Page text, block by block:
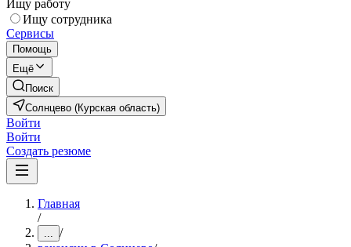
Ищу работу
Ищу сотрудника
Сервисы
Помощь
Ещё
Поиск
Солнцево (Курская область)
Войти
Войти
Создать резюме
Главная
/
... /